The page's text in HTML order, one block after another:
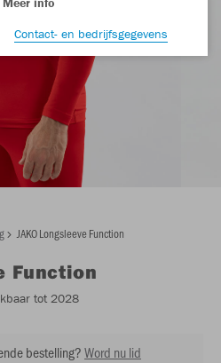
JAKO Longsleeve Function
Function
tot 2028
bestelling?Word nu lid
Contact- en bedrijfsgegevens